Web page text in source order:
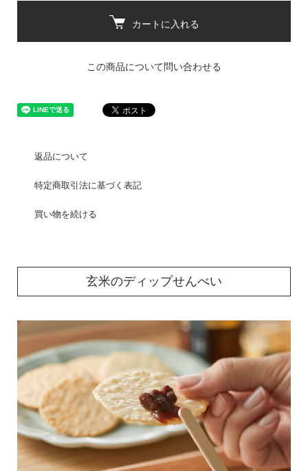
カートに入れる
この商品について問い合わせる
返品について
特定商取引法に基づく表記
買い物を続ける
玄米のディップせんべい